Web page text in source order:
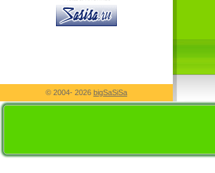
© 2004- 2026 bigSaSiSa